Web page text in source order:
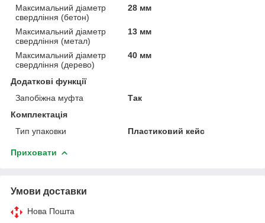
Максимальний діаметр
свердління (бетон)
28 мм
Максимальний діаметр
свердління (метал)
13 мм
Максимальний діаметр
свердління (дерево)
40 мм
Додаткові функції
Запобіжна муфта
Так
Комплектація
Тип упаковки
Пластиковий кейс
Приховати
Умови доставки
Нова Пошта